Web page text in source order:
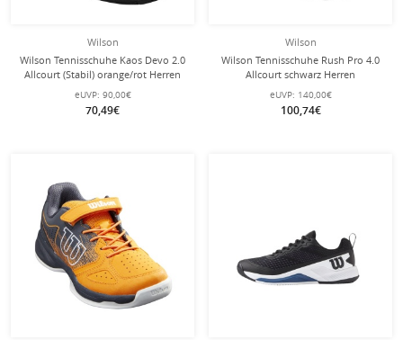
Wilson
Wilson Tennisschuhe Kaos Devo 2.0
Allcourt (Stabil) orange/rot Herren
eUVP: 90,00€
70,49€
Wilson
Wilson Tennisschuhe Rush Pro 4.0
Allcourt schwarz Herren
eUVP: 140,00€
100,74€